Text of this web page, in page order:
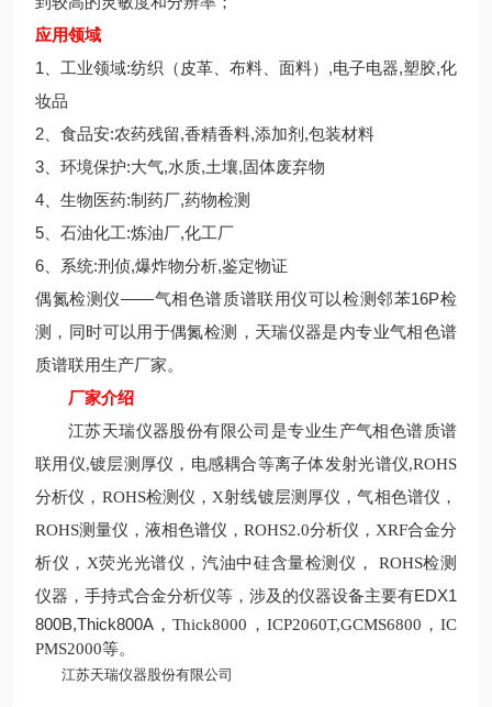
应用领域
1、工业领域:纺织（皮革、布料、面料）,电子电器,塑胶,化
妆品
2、食品安:农药残留,香精香料,添加剂,包装材料
3、环境保护:大气,水质,土壤,固体废弃物
4、生物医药:制药厂,药物检测
5、石油化工:炼油厂,化工厂
6、系统:刑侦,爆炸物分析,鉴定物证
偶氮检测仪——气相色谱质谱联用仪可以检测邻苯16P检
测，同时可以用于偶氮检测，天瑞仪器是内专业气相色谱
质谱联用生产厂家。
厂家介绍
江苏天瑞仪器股份有限公司是专业生产气相色谱质谱
联用仪,镀层测厚仪 ， 电感耦合等离子体发射光谱仪,ROHS
分析仪 ， ROHS检测仪， X射线镀层测厚仪，气相色谱仪，
ROHS测量仪，液相色谱仪， ROHS2.0分析仪，XRF合金分
析仪 ， X荧光光谱仪，汽油中硅含量检测仪，
ROHS检测
仪器，手持式合金分析仪等，涉及的仪器设备主要有EDX1
800B,Thick800A ，Thick8000，ICP2060T,GCMS6800，IC
PMS2000等。
江苏天瑞仪器股份有限公司